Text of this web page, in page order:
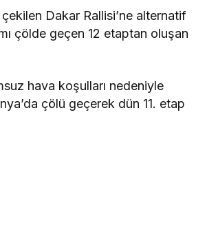
çekilen Dakar Rallisi’ne alternatif
çölde geçen 12 etaptan oluşan
hava koşulları nedeniyle
çölü geçerek dün 11. etap